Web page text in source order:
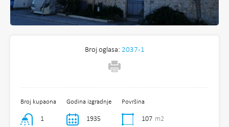
Broj oglasa: 2037-1
Broj kupaona
1
Godina izgradnje
1935
Površina
107 m2